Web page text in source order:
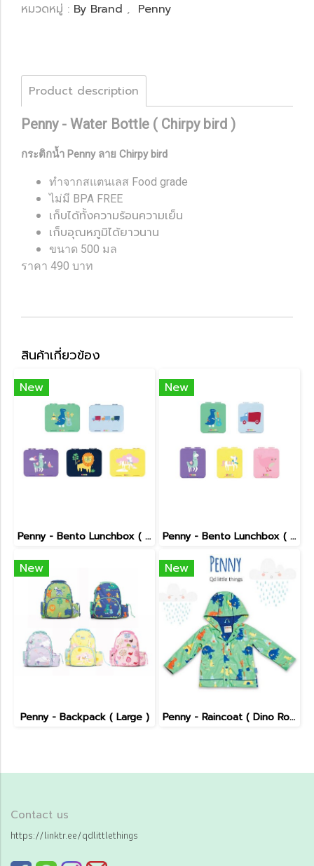
หมวดหมู่ : By Brand , Penny
Product description
Penny - Water Bottle ( Chirpy bird )
กระติกน้ำ Penny ลาย Chirpy bird
ทำจากสแตนเลส Food grade
ไม่มี BPA FREE
เก็บได้ทั้งความร้อนความเย็น
เก็บอุณหภูมิได้ยาวนาน
ขนาด 500 มล
ราคา 490 บาท
สินค้าเกี่ยวข้อง
New
Penny - Bento Lunchbox ( Large )
New
Penny - Bento Lunchbox ( MIni )
New
Penny - Backpack ( Large )
New
Penny - Raincoat ( Dino Rock )
Contact us
https://linktr.ee/qdlittlethings